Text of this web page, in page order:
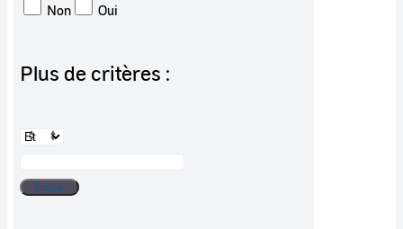
Non
Oui
Plus de critères :